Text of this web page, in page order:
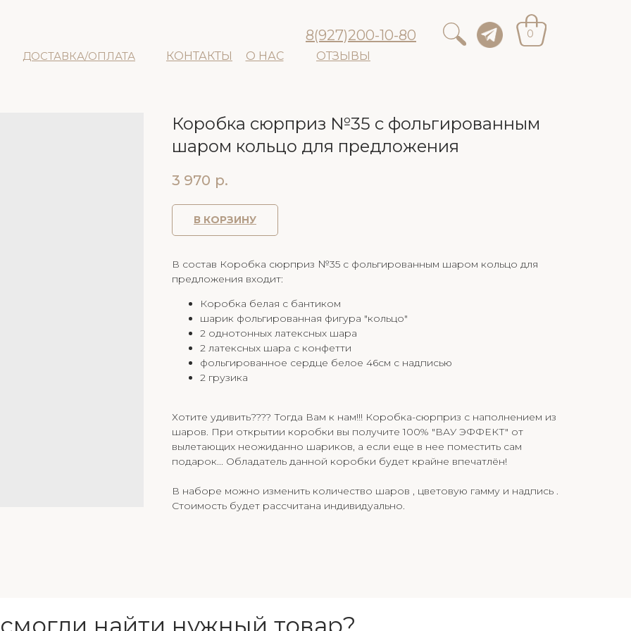
ДОСТАВКА/ОПЛАТА КОНТАКТЫ О НАС ОТЗЫВЫ
8(927)200-10-80 0
Коробка сюрприз №35 с фольгированным
шаром кольцо для предложения
3 970 р.
В КОРЗИНУ
В состав Коробка сюрприз №35 с фольгированным шаром кольцо для
предложения входит:
Коробка белая с бантиком
шарик фольгированная фигура "кольцо"
2 однотонных латексных шара
2 латексных шара с конфетти
фольгированное сердце белое 46см с надписью
2 грузика
Хотите удивить???? Тогда Вам к нам!!! Коробка-сюрприз с наполнением из
шаров. При открытии коробки вы получите 100% "ВАУ ЭФФЕКТ" от
вылетающих неожиданно шариков, а если еще в нее поместить сам
подарок... Обладатель данной коробки будет крайне впечатлён!
В наборе можно изменить количество шаров , цветовую гамму и надпись .
Стоимость будет рассчитана индивидуально.